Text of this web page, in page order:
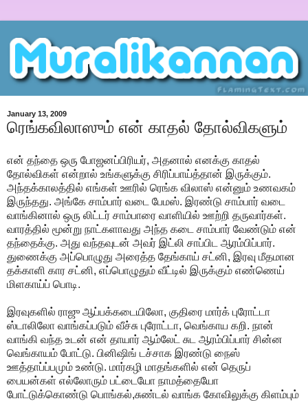
January 13, 2009
ரெங்கவிலாஸும் என் காதல் தோல்விகளும்
என் தந்தை ஒரு போஜனப்பிரியர், அதனால் எனக்கு காதல்
தோல்விகள் என்றால் உங்களுக்கு சிரிப்பாய்த்தான் இருக்கும்.
அந்தக்காலத்தில் எங்கள் ஊரில் ரெங்க விலாஸ் என்னும் உணவகம்
இருந்தது. அங்கே சாம்பார் வடை பேமஸ். இரண்டு சாம்பார் வடை
வாங்கினால் ஒரு லிட்டர் சாம்பாரை வாளியில் ஊற்றி தருவார்கள்.
வாரத்தில் மூன்று நாட்களாவது அந்த கடை சாம்பார் வேண்டும் என்
தந்தைக்கு. அது வந்தவுடன் அவர் இட்லி சாப்பிட ஆரம்பிப்பார்.
துணைக்கு அப்பொழுது அரைத்த தேங்காய் சட்னி, இரவு மீதமான
தக்காளி கார சட்னி, எப்பொழுதும் வீட்டில் இருக்கும் எண்ணெய்
மிளகாய்ப் பொடி.
இரவுகளில் ராஜு ஆப்பக்கடையிலோ, குதிரை மார்க் புரோட்டா
ஸ்டாலிலோ வாங்கப்படும் வீச்சு புரோட்டா, வெங்காய கறி. நான்
வாங்கி வந்த உடன் என் தாயார் ஆம்லேட் சுட ஆரம்பிப்பார் சின்ன
வெங்காயம் போட்டு. பினிஷிங் டச்சாக இரண்டு நைஸ்
ஊத்தாப்ப்பமும் உண்டு. மார்கழி மாதங்களில் என் தெருப்
பையன்கள் எல்லோரும் பட்டையோ நாமத்தையோ
போட்டுக்கொண்டு பொங்கல்,சுண்டல் வாங்க கோவிலுக்கு கிளம்பும்